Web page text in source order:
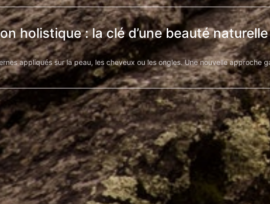
holistique : la clé d’une beauté
appliqués sur la peau, les cheveux ou les ongles. Une nouvelle approche